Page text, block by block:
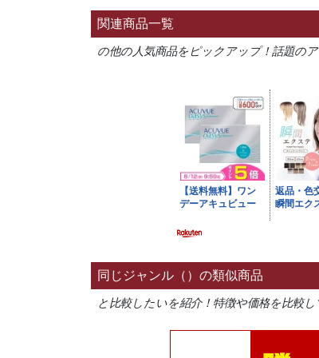
関連商品一覧
の他の人気商品をピックアップ！話題の
同じジャンル（）の類似商品
と比較したいを紹介！特徴や価格を比較